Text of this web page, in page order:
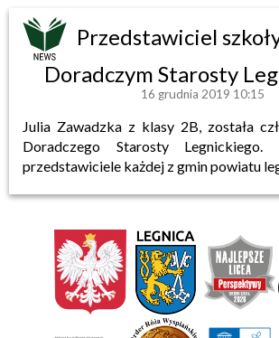
Przedstawiciel
Doradczym Starosty
16 grudnia 2019 10:15
Julia Zawadzka z klasy 2B, została
Doradczego Starosty Legnickiego.
przedstawiciele każdej z gmin powiatu